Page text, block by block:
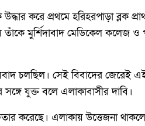
করে প্রথমে হরিহরপাড়া ব্লক
তাঁকে মুর্শিদাবাদ মেডিকেল কলেজ
চলছিল। সেই বিবাদের জেরেই
যুক্ত বলে এলাকাবাসীর দাবি।
করেছে। এলাকায় উত্তেজনা